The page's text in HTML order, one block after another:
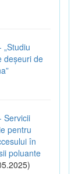
deșeuri de
Servicii
pentru
în
poluante